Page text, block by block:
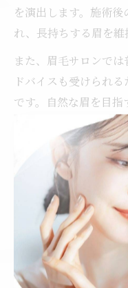
を演出します。施術
れ、長持ちする眉を維
また、眉毛サロンで
ドバイスも受けられ
です。自然な眉を目
を活用することで理
メンズにも人気のア
近年、男性の間でも
ます。北名古屋市で
向けメニューを用意
す。男性の場合、濃さ